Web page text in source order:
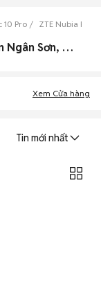
10 Pro ZTE Nubia
0 Zte Nubia Redmagic 10 Pro cũ Huyện Ngân Sơn, Bắc Kạn đẹp
Xem Cửa hàng
Tin mới nhất